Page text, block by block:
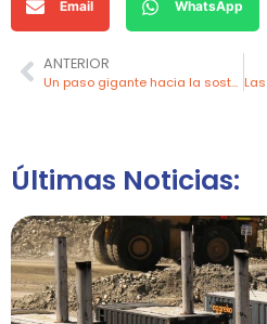
Email WhatsApp
ANTERIOR
Un paso gigante hacia la sostenibilidad eléctrica: Hitachi Energy busca eliminar el SF6
Últimas Noticias: